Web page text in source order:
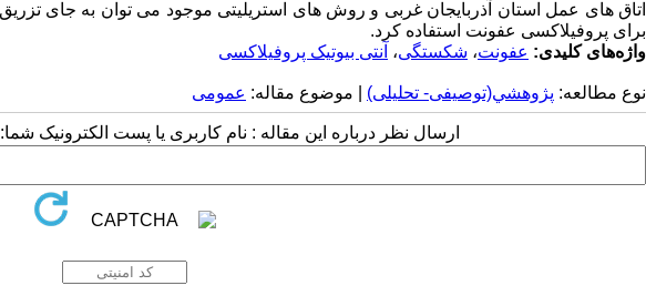
برای پروفیلاکسی عفونت استفاده کرد.
واژه‌های کلیدی: عفونت، شکستگی، آنتی بیوتیک پروفیلاکسی
نوع مطالعه: پژوهشي(توصیفی- تحلیلی) | موضوع مقاله: عمومى
ارسال نظر درباره این مقاله : نام کاربری یا پست الکترونیک شما: